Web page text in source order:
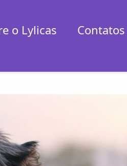
o Lylicas Contatos